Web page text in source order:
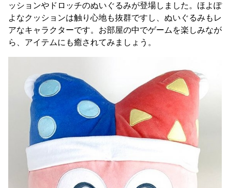
ッションやドロッチのぬいぐるみが登場しました。ほよぽ
よなクッションは触り心地も抜群ですし、ぬいぐるみもレ
アなキャラクターです。お部屋の中でゲームを楽しみなが
ら、アイテムにも癒されてみましょう。